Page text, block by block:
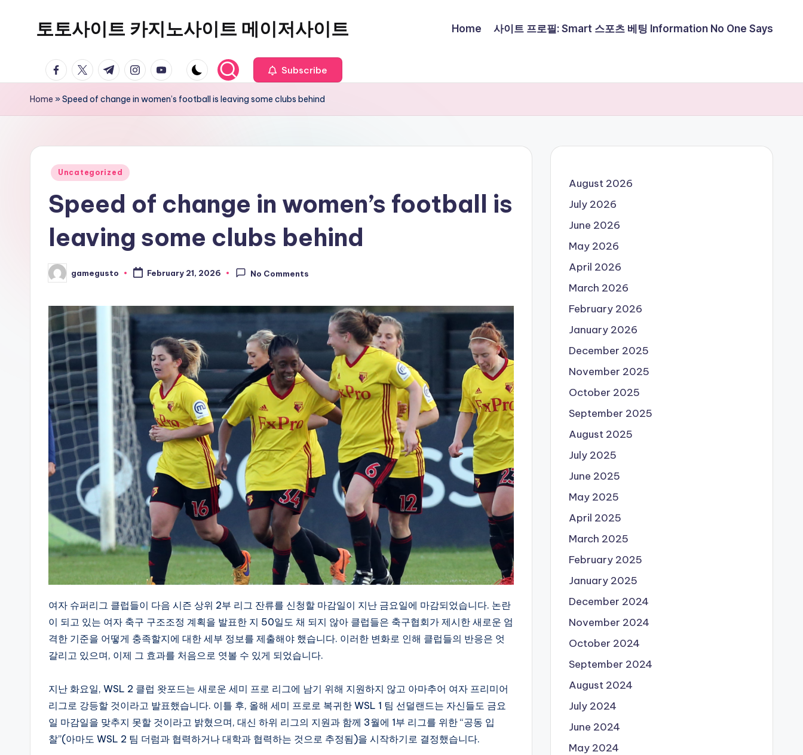
토토사이트 카지노사이트 메이저사이트 Home 사이트 프로필: Smart 스포츠 베팅 Information No One Says
facebook.com
twitter.com
t.me instagram.com
youtube.com Subscribe
Home »Speed of change in women’s football is leaving some clubs behind
Posted
Uncategorized
Speed of change in women’s football is
leaving some clubs behind
Posted
by
gamegusto February 21, 2026 No Comments
여자 슈퍼리그 클럽들이 다음 시즌 상위 2부 리그 잔류를 신청할 마감일이 지난 금요일에 마감되었습니다. 논란
이 되고 있는 여자 축구 구조조정 계획을 발표한 지 50일도 채 되지 않아 클럽들은 축구협회가 제시한 새로운 엄
격한 기준을 어떻게 충족할지에 대한 세부 정보를 제출해야 했습니다. 이러한 변화로 인해 클럽들의 반응은 엇
갈리고 있으며, 이제 그 효과를 처음으로 엿볼 수 있게 되었습니다.
지난 화요일, WSL 2 클럽 왓포드는 새로운 세미 프로 리그에 남기 위해 지원하지 않고 아마추어 여자 프리미어
리그로 강등할 것이라고 발표했습니다. 이틀 후, 올해 세미 프로로 복귀한 WSL 1 팀 선덜랜드는 자신들도 금요
일 마감일을 맞추지 못할 것이라고 밝혔으며, 대신 하위 리그의 지원과 함께 3월에 1부 리그를 위한 “공동 입
찰”(아마도 WSL 2 팀 더럼과 협력하거나 대학과 협력하는 것으로 추정됨)을 시작하기로 결정했습니다.
August 2026
July 2026
June 2026
May 2026
April 2026
March 2026
February 2026
January 2026
December 2025
November 2025
October 2025
September 2025
August 2025
July 2025
June 2025
May 2025
April 2025
March 2025
February 2025
January 2025
December 2024
November 2024
October 2024
September 2024
August 2024
July 2024
June 2024
May 2024